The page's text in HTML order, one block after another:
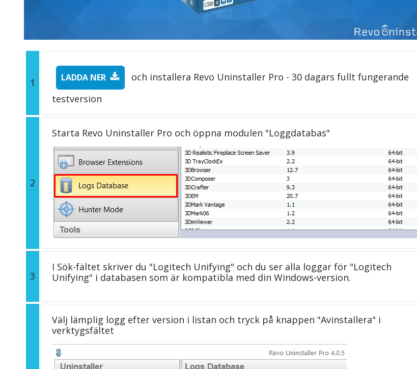
1 LADDA NER
och installera Revo Uninstaller Pro - 30 dagars fullt fungerande
testversion
2
Starta Revo Uninstaller Pro och öppna modulen "Loggdatabas"
3
I Sök-fältet skriver du "Logitech Unifying" och du ser alla loggar för "Logitech
Unifying" i databasen som är kompatibla med din Windows-version.
Välj lämplig logg efter version i listan och tryck på knappen "Avinstallera" i
verktygsfältet